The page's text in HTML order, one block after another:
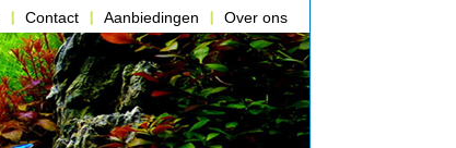
Contact Aanbiedingen Over ons